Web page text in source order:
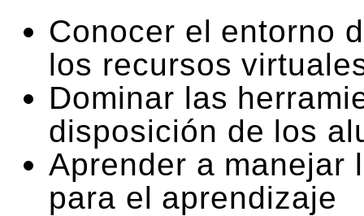
Conocer el entorno
los recursos
Dominar las
disposición de los
Aprender a manejar
para el aprendizaje